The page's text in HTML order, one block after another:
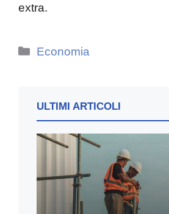
extra.
Categorie
Economia
ULTIMI ARTICOLI